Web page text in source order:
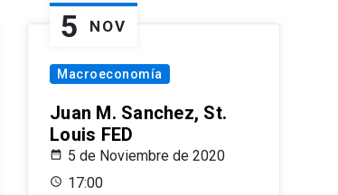
5 NOV
Macroeconomía
Juan M. Sanchez, St.
Louis FED
5 de Noviembre de 2020
17:00